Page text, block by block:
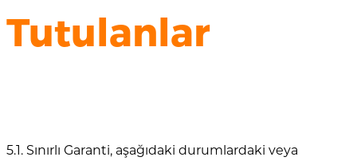
Tutulanlar
5.1. Sınırlı Garanti, aşağıdaki durumlardaki veya